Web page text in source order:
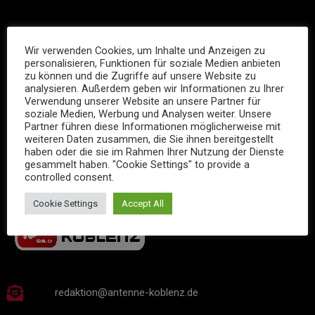
INFOS
redaktion@antenne-koblenz.de
Wir verwenden Cookies, um Inhalte und Anzeigen zu
personalisieren, Funktionen für soziale Medien anbieten
zu können und die Zugriffe auf unsere Website zu
analysieren. Außerdem geben wir Informationen zu Ihrer
Verwendung unserer Website an unsere Partner für
soziale Medien, Werbung und Analysen weiter. Unsere
Partner führen diese Informationen möglicherweise mit
weiteren Daten zusammen, die Sie ihnen bereitgestellt
haben oder die sie im Rahmen Ihrer Nutzung der Dienste
gesammelt haben. "Cookie Settings" to provide a
controlled consent.
Cookie Settings Accept All